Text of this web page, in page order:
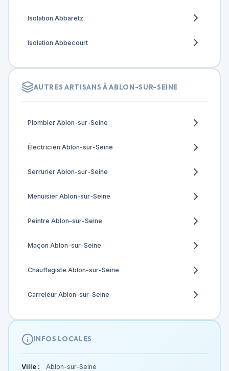
Isolation Abbaretz
Isolation Abbecourt
AUTRES ARTISANS À ABLON-SUR-SEINE
Plombier Ablon-sur-Seine
Électricien Ablon-sur-Seine
Serrurier Ablon-sur-Seine
Menuisier Ablon-sur-Seine
Peintre Ablon-sur-Seine
Maçon Ablon-sur-Seine
Chauffagiste Ablon-sur-Seine
Carreleur Ablon-sur-Seine
INFOS LOCALES
Ville :
Ablon-sur-Seine